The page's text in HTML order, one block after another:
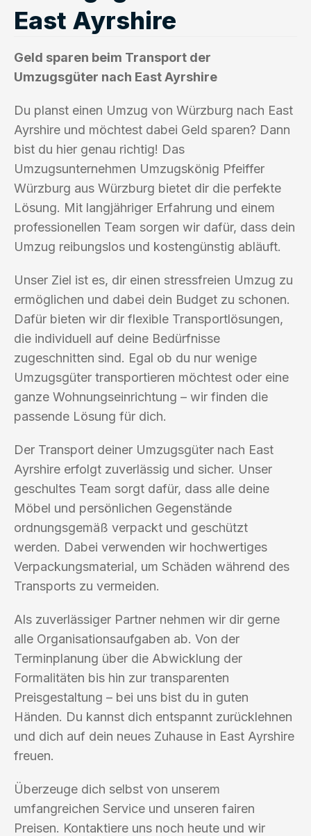
East Ayrshire
Geld sparen beim Transport der
Umzugsgüter nach East Ayrshire
Du planst einen Umzug von Würzburg nach East
Ayrshire und möchtest dabei Geld sparen? Dann
bist du hier genau richtig! Das
Umzugsunternehmen Umzugskönig Pfeiffer
Würzburg aus Würzburg bietet dir die perfekte
Lösung. Mit langjähriger Erfahrung und einem
professionellen Team sorgen wir dafür, dass dein
Umzug reibungslos und kostengünstig abläuft.
Unser Ziel ist es, dir einen stressfreien Umzug zu
ermöglichen und dabei dein Budget zu schonen.
Dafür bieten wir dir flexible Transportlösungen,
die individuell auf deine Bedürfnisse
zugeschnitten sind. Egal ob du nur wenige
Umzugsgüter transportieren möchtest oder eine
ganze Wohnungseinrichtung – wir finden die
passende Lösung für dich.
Der Transport deiner Umzugsgüter nach East
Ayrshire erfolgt zuverlässig und sicher. Unser
geschultes Team sorgt dafür, dass alle deine
Möbel und persönlichen Gegenstände
ordnungsgemäß verpackt und geschützt
werden. Dabei verwenden wir hochwertiges
Verpackungsmaterial, um Schäden während des
Transports zu vermeiden.
Als zuverlässiger Partner nehmen wir dir gerne
alle Organisationsaufgaben ab. Von der
Terminplanung über die Abwicklung der
Formalitäten bis hin zur transparenten
Preisgestaltung – bei uns bist du in guten
Händen. Du kannst dich entspannt zurücklehnen
und dich auf dein neues Zuhause in East Ayrshire
freuen.
Überzeuge dich selbst von unserem
umfangreichen Service und unseren fairen
Preisen. Kontaktiere uns noch heute und wir